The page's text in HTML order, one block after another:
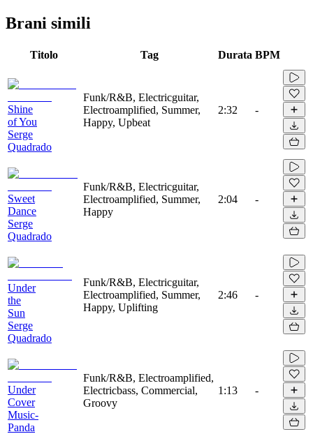
Brani simili
Titolo Tag Durata BPM
Shine
of You
Serge
Quadrado
Funk/R&B, Electricguitar,
Electroamplified, Summer,
Happy, Upbeat
2:32 -
Sweet
Dance
Serge
Quadrado
Funk/R&B, Electricguitar,
Electroamplified, Summer,
Happy
2:04 -
Under
the
Sun
Serge
Quadrado
Funk/R&B, Electricguitar,
Electroamplified, Summer,
Happy, Uplifting
2:46 -
Under
Cover
Music-
Panda
Funk/R&B, Electroamplified,
Electricbass, Commercial,
Groovy
1:13 -